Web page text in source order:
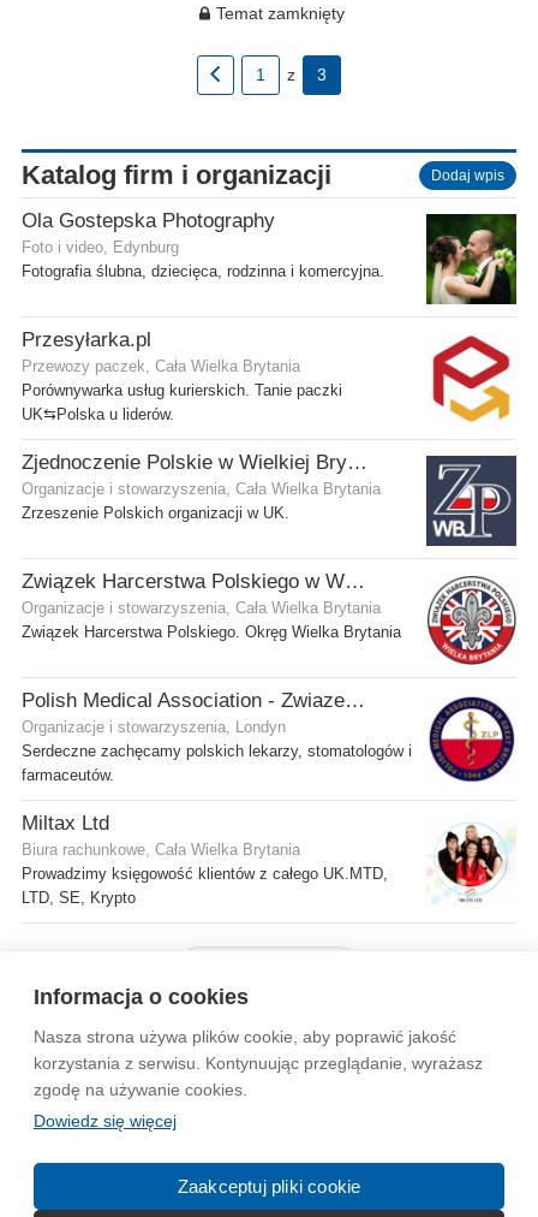
Informacja o cookies
Nasza strona używa plików cookie, aby poprawić jakość
korzystania z serwisu. Kontynuując przeglądanie, wyrażasz
zgodę na używanie cookies.
Dowiedz się więcej
Zaakceptuj pliki cookie
Temat zamknięty
1 z 3
Katalog firm i organizacji Dodaj wpis
Ola Gostepska Photography
Foto i video, Edynburg
Fotografia ślubna, dziecięca, rodzinna i komercyjna.
Przesyłarka.pl
Przewozy paczek, Cała Wielka Brytania
Porównywarka usług kurierskich. Tanie paczki
UK⇆Polska u liderów.
Zjednoczenie Polskie w Wielkiej Brytanii
Organizacje i stowarzyszenia, Cała Wielka Brytania
Zrzeszenie Polskich organizacji w UK.
Związek Harcerstwa Polskiego w Wielkiej Brytanii
Organizacje i stowarzyszenia, Cała Wielka Brytania
Związek Harcerstwa Polskiego. Okręg Wielka Brytania
Polish Medical Association - Zwiazek Lekarzy Polskich w Wielkiej Brytanii
Organizacje i stowarzyszenia, Londyn
Serdeczne zachęcamy polskich lekarzy, stomatologów i
farmaceutów.
Miltax Ltd
Biura rachunkowe, Cała Wielka Brytania
Prowadzimy księgowość klientów z całego UK.MTD,
LTD, SE, Krypto
Wytyczne dla społeczności Regulamin Prywatność
Reklama Kontakt